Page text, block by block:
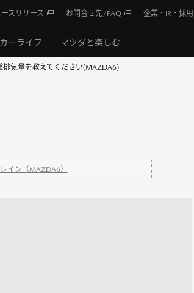
ーライフ マツダと楽しむ
スリリース お問合せ先/FAQ 企業・IR・採用
排気量を教えてください(MAZDA6)
イン（MAZDA6）